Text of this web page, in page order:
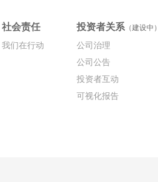
社会责任
我们在行动
投资者关系（建设中）
公司治理
公司公告
投资者互动
可视化报告